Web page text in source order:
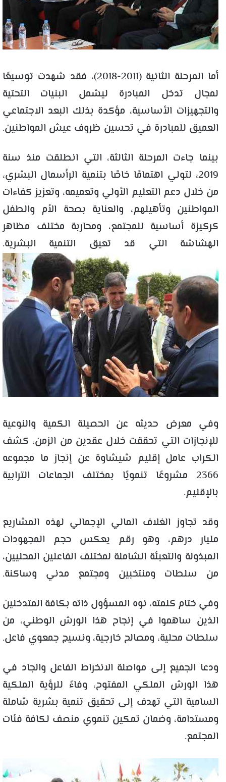
أما المرحلة الثانية (2011-2018)، فقد شهدت توسيعًا
لمجال تدخل المبادرة ليشمل البنيات التحتية
والتجهيزات الأساسية، مؤكدة بذلك البعد الاجتماعي
العميق للمبادرة في تحسين ظروف عيش المواطنين.
بينما جاءت المرحلة الثالثة، التي انطلقت منذ سنة
2019، لتولي اهتمامًا خاصًا بتنمية الرأسمال البشري،
من خلال دعم التعليم الأولي وتعميمه، وتعزيز كفاءات
المواطنين وتأهيلهم، والعناية بصحة الأم والطفل
كركيزة أساسية للمجتمع، ومحاربة مختلف مظاهر
الهشاشة التي قد تعيق التنمية البشرية.
وفي معرض حديثه عن الحصيلة الكمية والنوعية
للإنجازات التي تحققت خلال عقدين من الزمن، كشف
الكراب عامل إقليم شيشاوة عن إنجاز ما مجموعه
2366 مشروعًا تنمويًا بمختلف الجماعات الترابية
بالإقليم.
وقد تجاوز الغلاف المالي الإجمالي لهذه المشاريع
مليار درهم، وهو رقم يعكس حجم المجهودات
المبذولة والتعبئة الشاملة لمختلف الفاعلين المحليين،
من سلطات ومنتخبين ومجتمع مدني وساكنة.
وفي ختام كلمته، نوه المسؤول ذاته بكافة المتدخلين
الذين ساهموا في إنجاح هذا الورش الوطني، من
سلطات محلية، ومصالح خارجية، ونسيج جمعوي فاعل.
ودعا الجميع إلى مواصلة الانخراط الفاعل والجاد في
هذا الورش الملكي المفتوح، وفاءً للرؤية الملكية
السامية التي تهدف إلى تحقيق تنمية بشرية شاملة
ومستدامة، وضمان تمكين تنموي منصف لكافة فئات
المجتمع.